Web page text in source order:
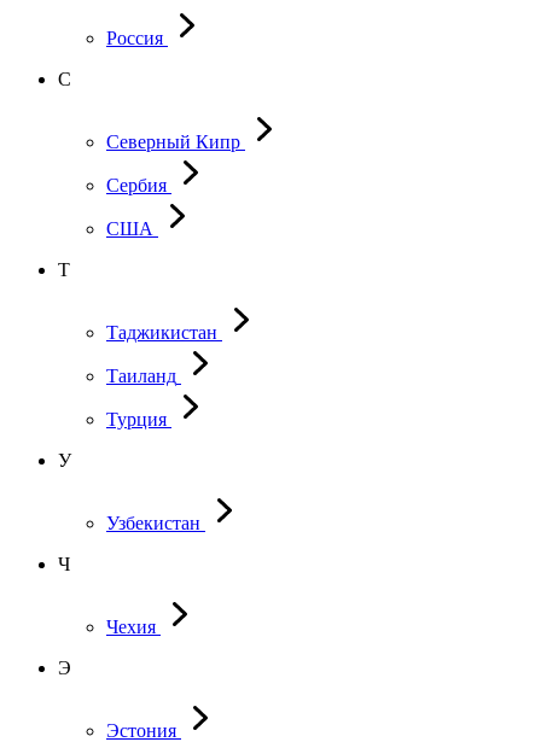
Россия
С
Северный Кипр
Сербия
США
Т
Таджикистан
Таиланд
Турция
У
Узбекистан
Ч
Чехия
Э
Эстония